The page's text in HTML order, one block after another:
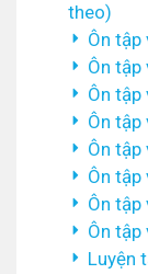
theo)
Ôn tập
Ôn tập
Ôn tập
Ôn tập
Ôn tập
Ôn
Ôn tập
Ôn tập
Luyện